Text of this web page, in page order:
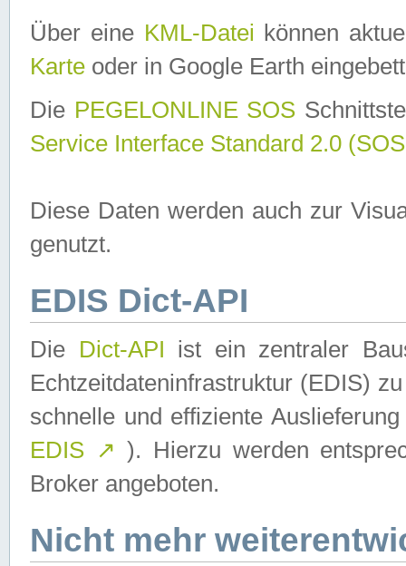
Über eine KML-Datei können
Karte oder in Google Earth
Die PEGELONLINE SOS
Service Interface Standard 2.0
Diese Daten werden auch zur
genutzt.
EDIS Dict-API
Die Dict-API ist ein zentraler
Echtzeitdateninfrastruktur (EDIS)
schnelle und effiziente
EDIS ↗ ). Hierzu werden
Broker angeboten.
Nicht mehr